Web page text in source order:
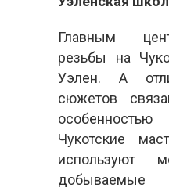
Главным
резьбы на
Уэлен. А
сюжетов
Чукотские
используют